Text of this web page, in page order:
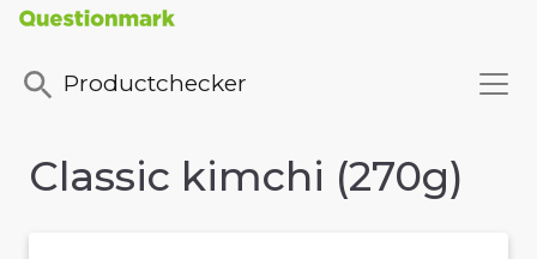
Productchecker
Classic kimchi (270g)